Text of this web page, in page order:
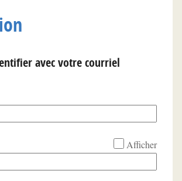
avec votre courriel
Afficher